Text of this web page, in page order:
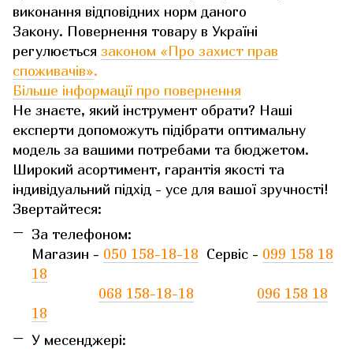
виконання відповідних норм даного
Закону. Повернення товару в Україні
регулюється законом «Про захист прав
споживачів».
Більше інформації про повернення
Не знаєте, який інструмент обрати? Наші
експерти допоможуть підібрати оптимальну
модель за вашими потребами та бюджетом.
Широкий асортимент, гарантія якості та
індивідуальний підхід - усе для вашої зручності!
Звертайтеся:
За телефоном:
Магазин - 050 158-18-18 Сервіс - 099 158 18
18
068 158-18-18
096 158 18
18
У месенджері: